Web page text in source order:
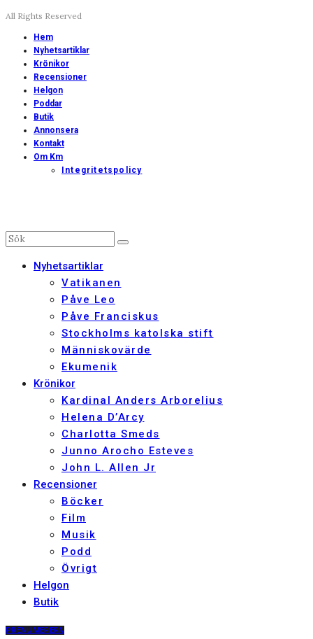
All Rights Reserved
Hem
Nyhetsartiklar
Krönikor
Recensioner
Helgon
Poddar
Butik
Annonsera
Kontakt
Om Km
Integritetspolicy
Nyhetsartiklar
Vatikanen
Påve Leo
Påve Franciskus
Stockholms katolska stift
Människovärde
Ekumenik
Krönikor
Kardinal Anders Arborelius
Helena D’Arcy
Charlotta Smeds
Junno Arocho Esteves
John L. Allen Jr
Recensioner
Böcker
Film
Musik
Podd
Övrigt
Helgon
Butik
PRENUMERERA